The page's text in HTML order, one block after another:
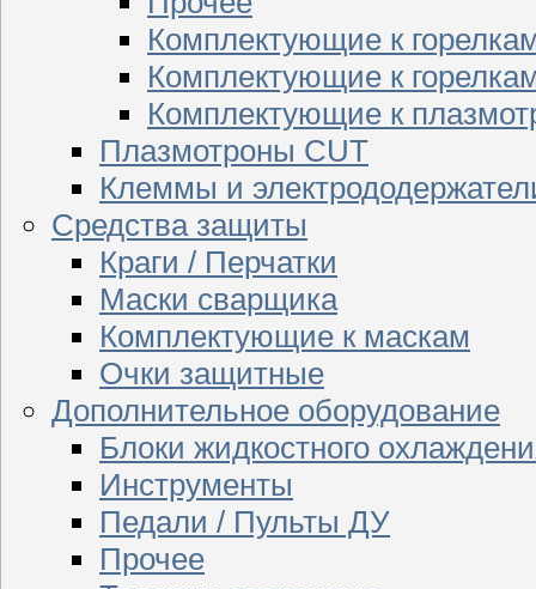
Комплектующие к
Комплектующие к
Комплектующие к
Плазмотроны CUT
Клеммы и
Средства защиты
Краги / Перчатки
Маски сварщика
Комплектующие к маскам
Очки защитные
Дополнительное оборудование
Блоки жидкостного
Инструменты
Педали / Пульты ДУ
Прочее